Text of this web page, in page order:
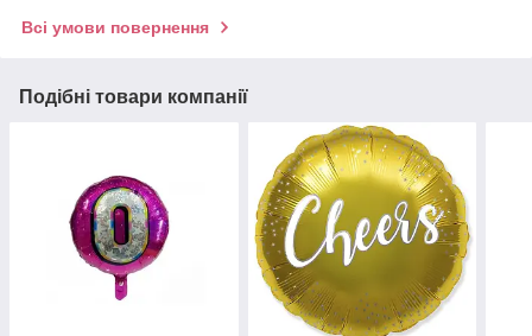
Всі умови повернення
Подібні товари компанії